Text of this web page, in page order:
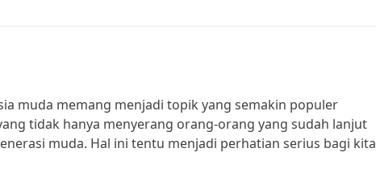
muda memang menjadi topik yang semakin populer
tidak hanya menyerang orang-orang yang sudah lanjut
muda. Hal ini tentu menjadi perhatian serius bagi kita